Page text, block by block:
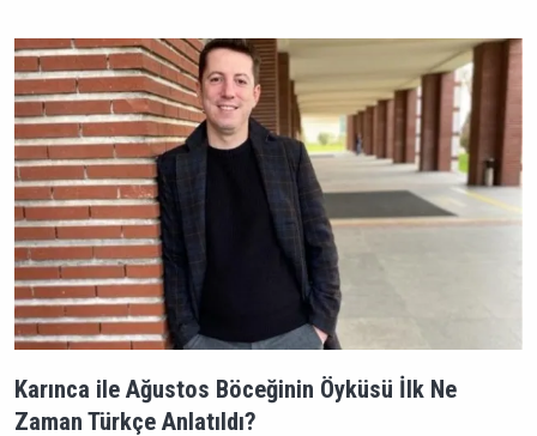
Karınca ile Ağustos Böceğinin Öyküsü İlk Ne
Zaman Türkçe Anlatıldı?